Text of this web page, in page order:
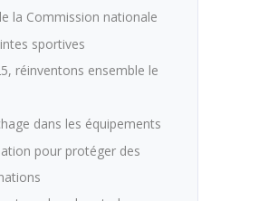
la Commission nationale
sportives
réinventons ensemble le
dans les équipements
pour protéger des